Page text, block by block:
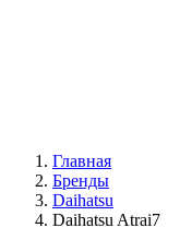
Главная
Бренды
Daihatsu
Daihatsu Atrai7